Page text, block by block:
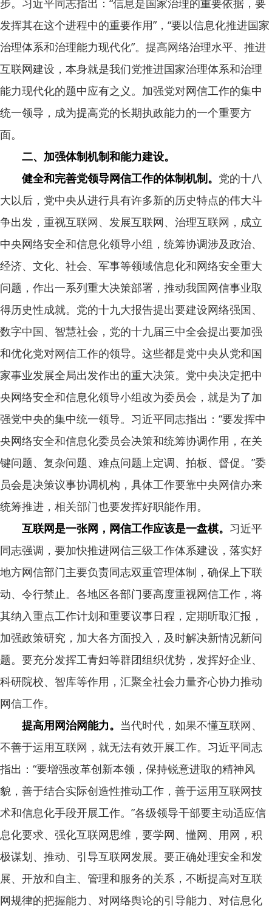
步。习近平同志指出：“信息是国家治理的重要依据，要
发挥其在这个进程中的重要作用”，“要以信息化推进国家
治理体系和治理能力现代化”。提高网络治理水平、推进
互联网建设，本身就是我们党推进国家治理体系和治理
能力现代化的题中应有之义。加强党对网信工作的集中
统一领导，成为提高党的长期执政能力的一个重要方
面。
二、加强体制机制和能力建设。
健全和完善党领导网信工作的体制机制。 党的十八
大以后，党中央从进行具有许多新的历史特点的伟大斗
争出发，重视互联网、发展互联网、治理互联网，成立
中央网络安全和信息化领导小组，统筹协调涉及政治、
经济、文化、社会、军事等领域信息化和网络安全重大
问题，作出一系列重大决策部署，推动我国网信事业取
得历史性成就。党的十九大报告提出要建设网络强国、
数字中国、智慧社会，党的十九届三中全会提出要加强
和优化党对网信工作的领导。这些都是党中央从党和国
家事业发展全局出发作出的重大决策。党中央决定把中
央网络安全和信息化领导小组改为委员会，就是为了加
强党中央的集中统一领导。习近平同志指出：“要发挥中
央网络安全和信息化委员会决策和统筹协调作用，在关
键问题、复杂问题、难点问题上定调、拍板、督促。”委
员会是决策议事协调机构，具体工作要靠中央网信办来
统筹推进，相关部门也要发挥好职能作用。
互联网是一张网，网信工作应该是一盘棋。 习近平
同志强调，要加快推进网信三级工作体系建设，落实好
地方网信部门主要负责同志双重管理体制，确保上下联
动、令行禁止。各地区各部门要高度重视网信工作，将
其纳入重点工作计划和重要议事日程，定期听取汇报，
加强政策研究，加大各方面投入，及时解决新情况新问
题。要充分发挥工青妇等群团组织优势，发挥好企业、
科研院校、智库等作用，汇聚全社会力量齐心协力推动
网信工作。
提高用网治网能力。 当代时代，如果不懂互联网、
不善于运用互联网，就无法有效开展工作。习近平同志
指出：“要增强改革创新本领，保持锐意进取的精神风
貌，善于结合实际创造性推动工作，善于运用互联网技
术和信息化手段开展工作。”各级领导干部要主动适应信
息化要求、强化互联网思维，要学网、懂网、用网，积
极谋划、推动、引导互联网发展。要正确处理安全和发
展、开放和自主、管理和服务的关系，不断提高对互联
网规律的把握能力、对网络舆论的引导能力、对信息化